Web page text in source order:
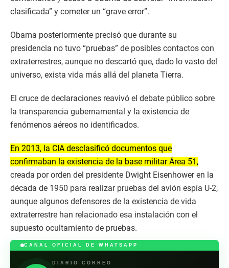
clasificada” y cometer un “grave error”.
Obama posteriormente precisó que durante su
presidencia no tuvo “pruebas” de posibles contactos con
extraterrestres, aunque no descartó que, dado lo vasto del
universo, exista vida más allá del planeta Tierra.
El cruce de declaraciones reavivó el debate público sobre
la transparencia gubernamental y la existencia de
fenómenos aéreos no identificados.
En 2013, la CIA desclasificó documentos que
confirmaban la existencia de la base militar Área 51,
creada por orden del presidente Dwight Eisenhower en la
década de 1950 para realizar pruebas del avión espía U-2,
aunque algunos defensores de la existencia de vida
extraterrestre han relacionado esa instalación con el
supuesto ocultamiento de pruebas.
CANAL OFICIAL DE WHATSAPP
DIARIO CORREO